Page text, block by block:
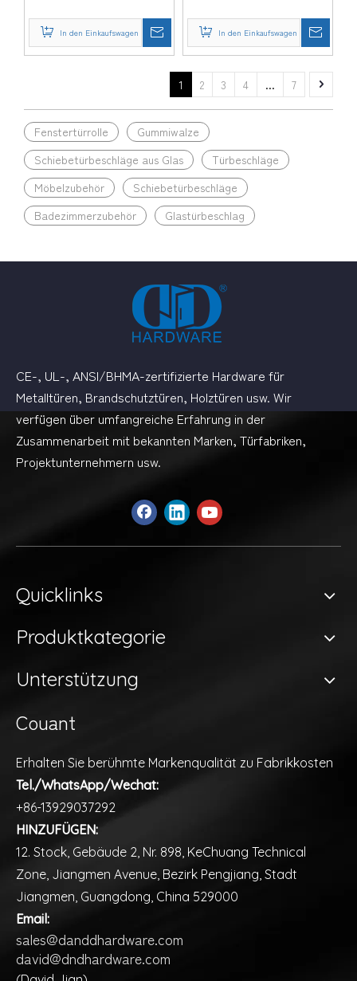
Möbelzubehör für
Badezimmer-DDGS160
In den Einkaufswagen
Möbelzubehör für Toilette
Badezimmer-DDGS158
In den Einkaufswagen
1 2 3 4 ... 7
Fenstertürrolle
Gummiwalze
Schiebetürbeschläge aus Glas
Türbeschläge
Möbelzubehör
Schiebetürbeschläge
Badezimmerzubehör
Glastürbeschlag
CE-, UL-, ANSI/BHMA-zertifizierte Hardware für
Metalltüren, Brandschutztüren, Holztüren usw. Wir
verfügen über umfangreiche Erfahrung in der
Zusammenarbeit mit bekannten Marken, Türfabriken,
Projektunternehmern usw.
Quicklinks
Produktkategorie
Unterstützung
Couant
Erhalten Sie berühmte Markenqualität zu Fabrikkosten
Tel./WhatsApp/Wechat:
+86-13929037292
HINZUFÜGEN:
12. Stock, Gebäude 2, Nr. 898, KeChuang Technical
Zone, Jiangmen Avenue, Bezirk Pengjiang, Stadt
Jiangmen, Guangdong, China 529000
Email:
sales@danddhardware.com
david@dndhardware.com